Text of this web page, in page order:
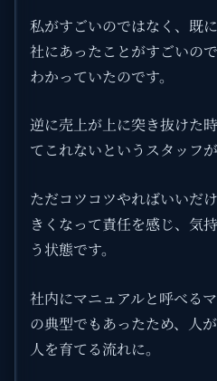
私がすごいのではなく、既
社にあったことがすごいの
わかっていたのです。
逆に売上が上に突き抜けた
てこれないというスタッフが
ただコツコツやればいいだ
きくなって責任を感じ、気
う状態です。
社内にマニュアルと呼べる
の典型でもあったため、人
人を育てる流れに。